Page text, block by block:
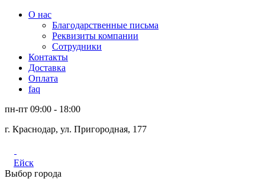
О нас
Благодарственные письма
Реквизиты компании
Сотрудники
Контакты
Доставка
Оплата
faq
пн-пт 09:00 - 18:00
г. Краснодар, ул. Пригородная, 177
Ейск
Выбор города